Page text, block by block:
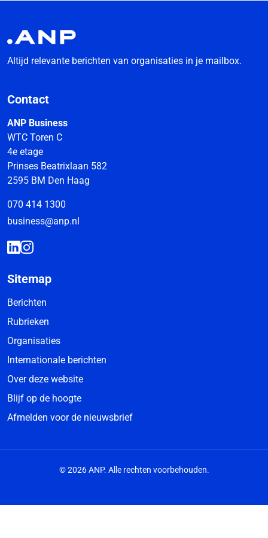
Altijd relevante berichten van organisaties in je mailbox.
Contact
ANP Business
WTC Toren C
4e etage
Prinses Beatrixlaan 582
2595 BM Den Haag
070 414 1300
business@anp.nl
Sitemap
Berichten
Rubrieken
Organisaties
Internationale berichten
Over deze website
Blijf op de hoogte
Afmelden voor de nieuwsbrief
© 2026 ANP. Alle rechten voorbehouden.